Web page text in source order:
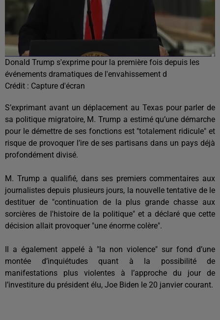
Donald Trump s'exprime pour la première fois depuis les
événements dramatiques de l'envahissement d
Crédit : Capture d'écran
S’exprimant avant un déplacement au Texas pour parler de
sa politique migratoire, M. Trump a estimé qu’une démarche
pour le démettre de ses fonctions est "totalement ridicule" et
risque de provoquer l’ire de ses partisans dans un pays déjà
profondément divisé.
M. Trump a qualifié, dans ses premiers commentaires aux
journalistes depuis plusieurs jours, la nouvelle tentative de le
destituer de "continuation de la plus grande chasse aux
sorcières de l'histoire de la politique" et a déclaré que cette
décision allait provoquer "une énorme colère".
Il a également appelé à "la non violence" sur fond d’une
montée d’inquiétudes quant à la possibilité de
manifestations plus violentes à l’approche du jour de
l’investiture du président élu, Joe Biden le 20 janvier courant.